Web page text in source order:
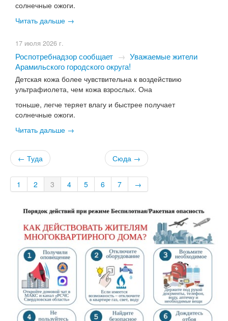
солнечные ожоги.
Читать дальше →
17 июля 2026 г.
Роспотребнадзор сообщает → Уважаемые жители
Арамильского городского округа!
Детская кожа более чувствительна к воздействию
ультрафиолета, чем кожа взрослых. Она
тоньше, легче теряет влагу и быстрее получает
солнечные ожоги.
Читать дальше →
← Туда Сюда →
1 2 3 4 5 6 7 →